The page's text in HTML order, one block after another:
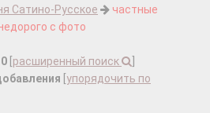
Сатино-Русское
частные
с фото
0 расширенный поиск
упорядочить по